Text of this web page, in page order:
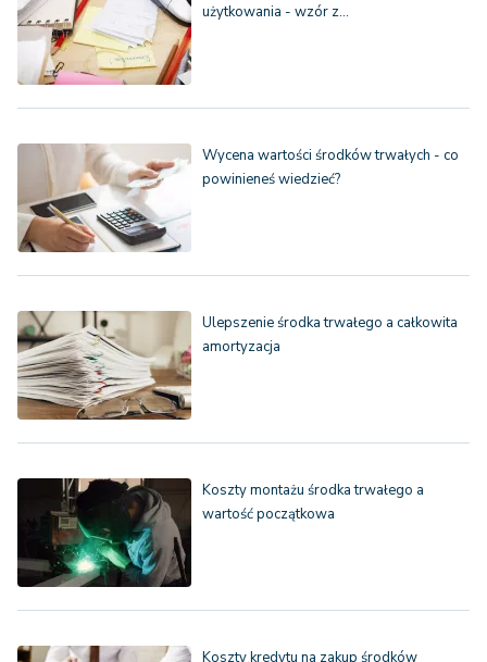
użytkowania - wzór z…
Wycena wartości środków trwałych - co
powinieneś wiedzieć?
Ulepszenie środka trwałego a całkowita
amortyzacja
Koszty montażu środka trwałego a
wartość początkowa